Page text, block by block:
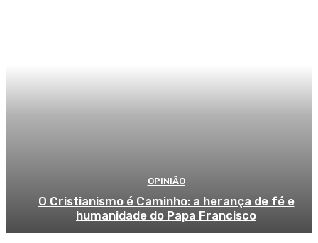
OPINIÃO
O Cristianismo é Caminho: a herança de fé e
humanidade do Papa Francisco